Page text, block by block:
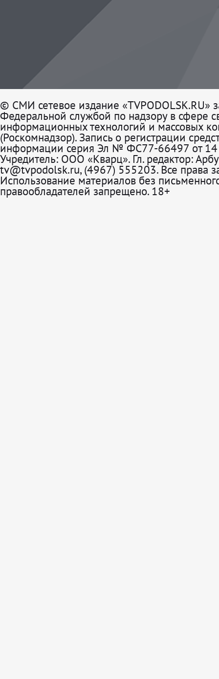
© СМИ сетевое издание «TVPODOLSK.RU»
Федеральной службой по надзору в сфере
информационных технологий и массовых
(Роскомнадзор). Запись о регистрации
информации серия Эл № ФС77-66497 от 14
Учредитель: ООО «Кварц». Гл. редактор:
tv@tvpodolsk.ru, (4967) 555203. Все права
Использование материалов без
правообладателей запрещено. 18+